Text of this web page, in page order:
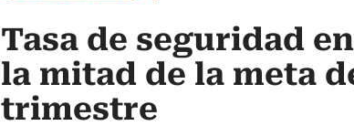
Tasa de seguridad
la mitad de la meta
trimestre